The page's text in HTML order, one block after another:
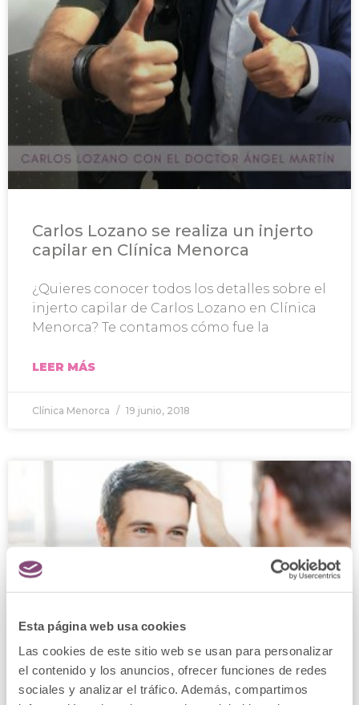
Esta página web usa cookies
Las cookies de este sitio web se usan para personalizar
el contenido y los anuncios, ofrecer funciones de redes
sociales y analizar el tráfico. Además, compartimos
Carlos Lozano se realiza un injerto
capilar en Clínica Menorca
¿Quieres conocer todos los detalles sobre el
injerto capilar de Carlos Lozano en Clínica
Menorca? Te contamos cómo fue la
LEER MÁS
Clínica Menorca 19 junio, 2018